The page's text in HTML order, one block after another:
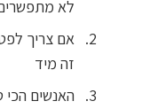
לא
אם צריך
זה מיד
האנשים